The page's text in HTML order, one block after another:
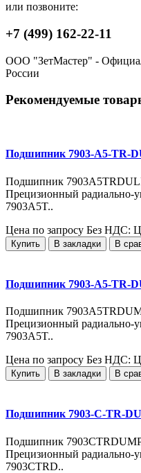
или позвоните:
+7 (499) 162-22-11
ООО "ЗетМастер" -
России
Рекомендуемые
Подшипник 7903-A5-TR-
Подшипник
Прецизионный
7903A5T..
Цена по запросу Без НДС:
Купить В закладки В
Подшипник 7903-A5-TR-
Подшипник
Прецизионный
7903A5T..
Цена по запросу Без НДС:
Купить В закладки В
Подшипник 7903-C-TR-
Подшипник
Прецизионный
7903CTRD..